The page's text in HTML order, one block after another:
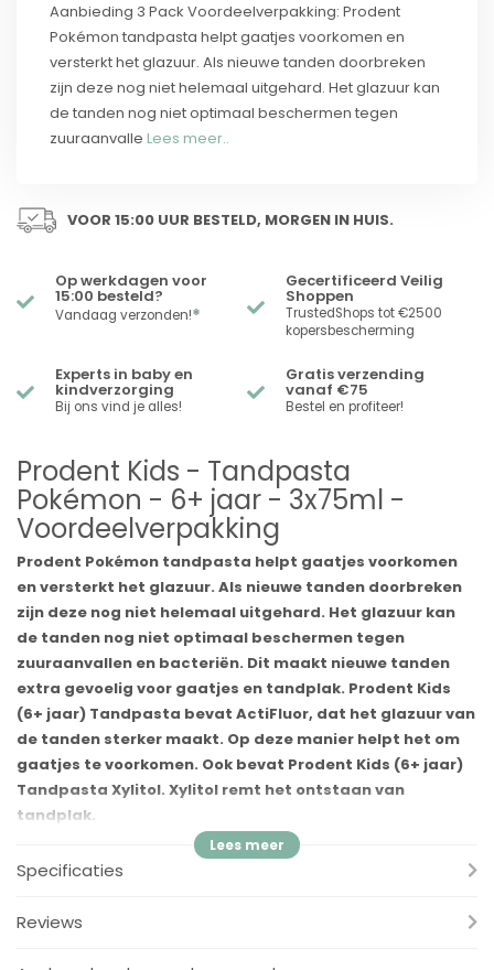
Aanbieding 3 Pack Voordeelverpakking: Prodent
Pokémon tandpasta helpt gaatjes voorkomen en
versterkt het glazuur. Als nieuwe tanden doorbreken
zijn deze nog niet helemaal uitgehard. Het glazuur kan
de tanden nog niet optimaal beschermen tegen
zuuraanvalle Lees meer..
VOOR 15:00 UUR BESTELD, MORGEN IN HUIS.
Op werkdagen voor
15:00 besteld?
Vandaag verzonden!*
Gecertificeerd Veilig
Shoppen
TrustedShops tot €2500
kopersbescherming
Experts in baby en
kindverzorging
Bij ons vind je alles!
Gratis verzending
vanaf €75
Bestel en profiteer!
Prodent Kids - Tandpasta
Pokémon - 6+ jaar - 3x75ml -
Voordeelverpakking
Prodent Pokémon tandpasta helpt gaatjes voorkomen
en versterkt het glazuur. Als nieuwe tanden doorbreken
zijn deze nog niet helemaal uitgehard. Het glazuur kan
de tanden nog niet optimaal beschermen tegen
zuuraanvallen en bacteriën. Dit maakt nieuwe tanden
extra gevoelig voor gaatjes en tandplak. Prodent Kids
(6+ jaar) Tandpasta bevat ActiFluor, dat het glazuur van
de tanden sterker maakt. Op deze manier helpt het om
gaatjes te voorkomen. Ook bevat Prodent Kids (6+ jaar)
Tandpasta Xylitol. Xylitol remt het ontstaan van
tandplak.
✓Formule met aangepaste fluor gehalte (1450PPM F)
✓Een zachte en lekkere smaak van Aardbij
Specificaties
Reviews